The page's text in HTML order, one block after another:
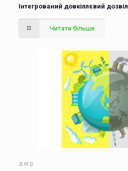
Інтегрований довкіллєвий дозвіл
Читати більше
д.м.р